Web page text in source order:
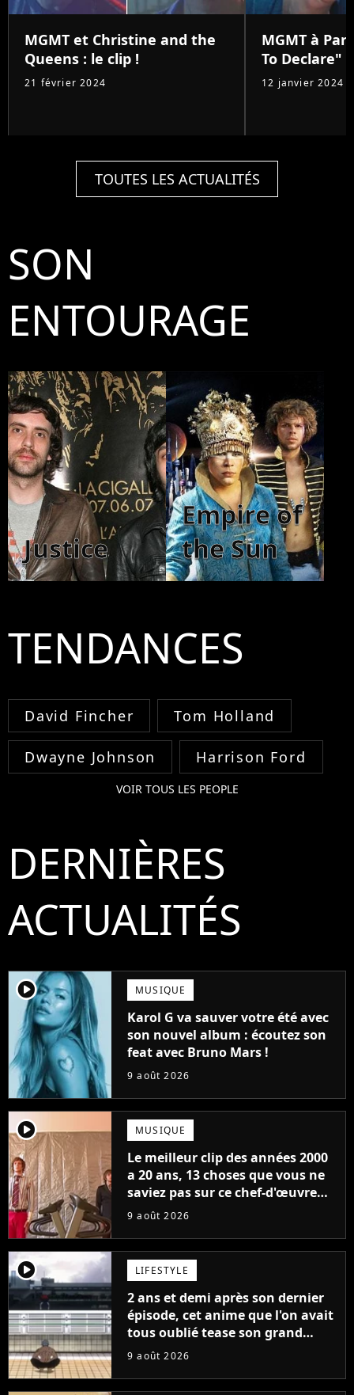
MGMT et Christine and the
Queens : le clip !
21 février 2024
MGMT à
To Declare"
12 janvier 2024
TOUTES LES ACTUALITÉS
SON
ENTOURAGE
Justice
Empire of
the Sun
TENDANCES
David Fincher Tom Holland
Dwayne Johnson Harrison Ford
VOIR TOUS LES PEOPLE
DERNIÈRES
ACTUALITÉS
player2 MUSIQUE
Karol G va sauver votre été avec
son nouvel album : écoutez son
feat avec Bruno Mars !
9 août 2026
player2 MUSIQUE
Le meilleur clip des années 2000
a 20 ans, 13 choses que vous ne
saviez pas sur ce chef-d'œuvre
qui a révolutionné YouTube
9 août 2026
player2 LIFESTYLE
2 ans et demi après son dernier
épisode, cet anime que l'on avait
tous oublié tease son grand
retour
9 août 2026